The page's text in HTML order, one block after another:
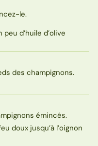
le.
d’huile d’olive
des champignons.
émincés.
doux jusqu’à l’oignon